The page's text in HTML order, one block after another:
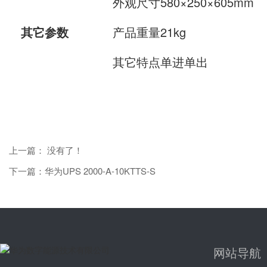
其它参数
产品重量21kg
其它特点单进单出
上一篇： 没有了！
下一篇：华为UPS 2000-A-10KTTS-S
网站导航